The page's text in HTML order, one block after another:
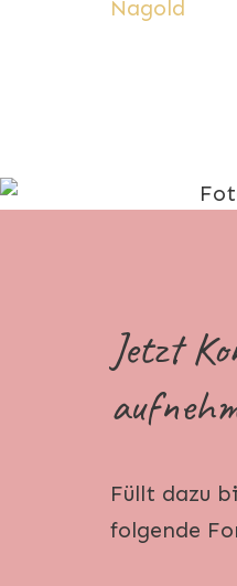
Nagold
Jetzt
Füllt dazu
folgende